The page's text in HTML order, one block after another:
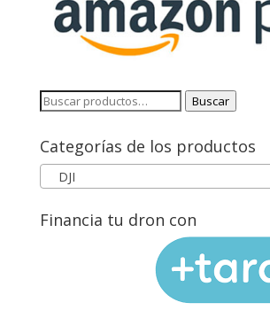
Buscar
Buscar
Categorías de los productos
DJI
Financia tu dron con